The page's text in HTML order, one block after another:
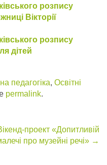
розпису
Вікторії
розпису
дітей
педагогіка, Освітні
permalink.
проект «Допитливій
про музейні речі» →